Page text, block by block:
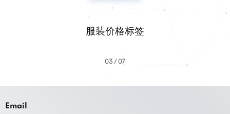
服装价格标签
03 07
Email